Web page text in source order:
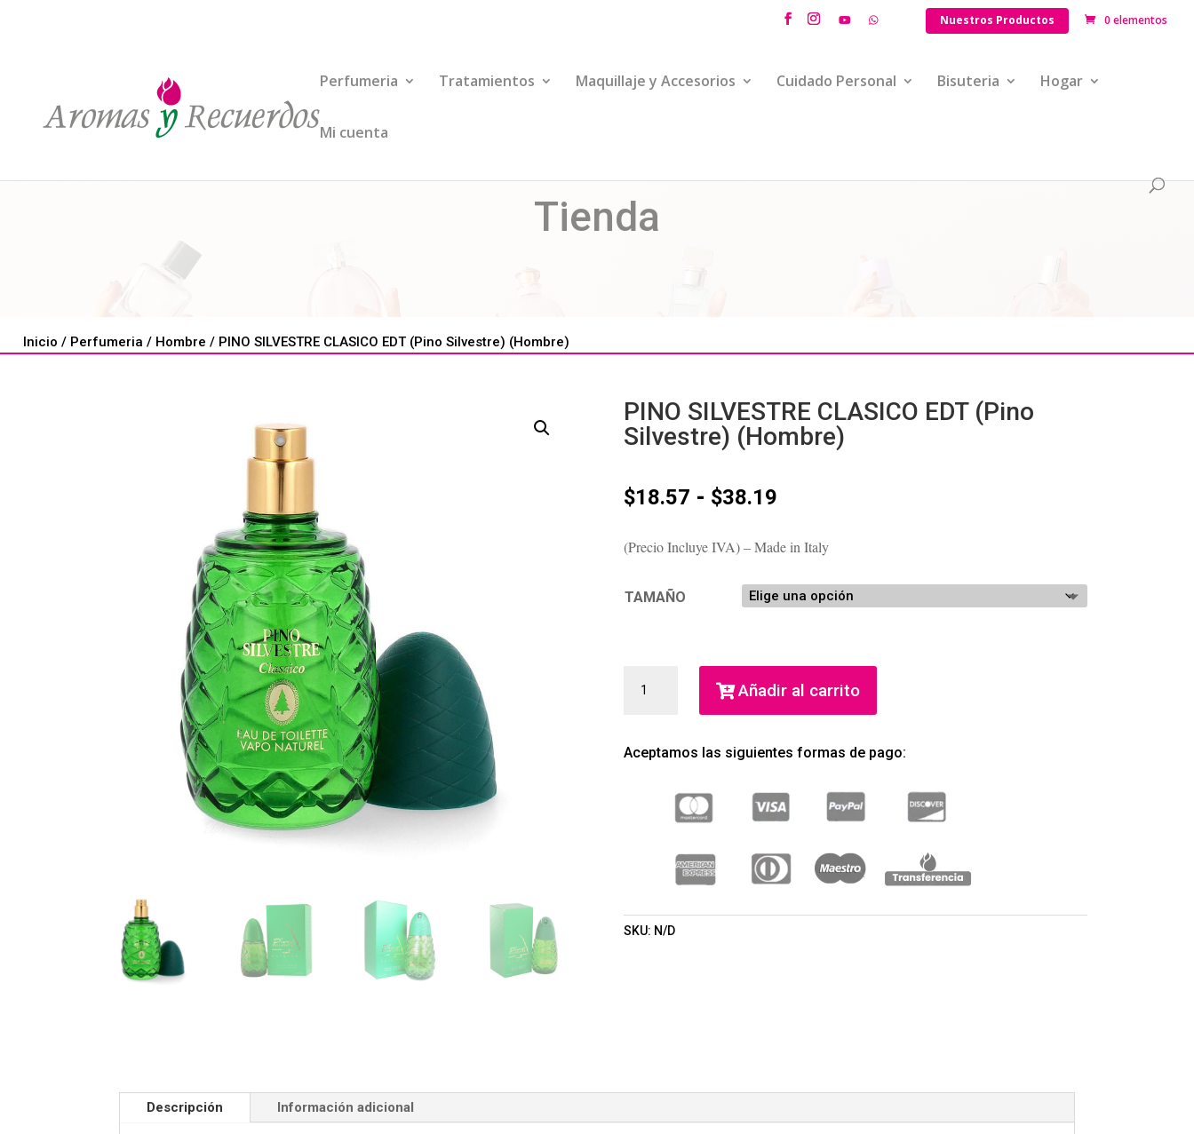
Nuestros Productos 0 elementos
Perfumeria Tratamientos Maquillaje y Accesorios Cuidado Personal Bisuteria Hogar
Mi cuenta
Tienda
Inicio / Perfumeria / Hombre / PINO SILVESTRE CLASICO EDT (Pino Silvestre) (Hombre)
PINO SILVESTRE CLASICO EDT (Pino
Silvestre) (Hombre)
$18.57 - $38.19
precios:
desde
$18.57
hasta
$38.19
(Precio Incluye IVA) – Made in Italy
TAMAÑO
SILVESTRE
(PINO
(HOMBRE)
CANTIDAD
Añadir al carrito
Aceptamos las siguientes formas de pago:
SKU: N/D
Descripción Información adicional